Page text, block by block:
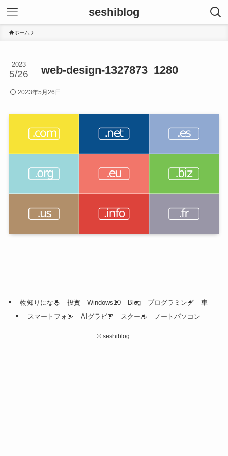
seshiblog
ホーム
web-design-1327873_1280
2023
5/26
2023年5月26日
物知りになる 投資 Windows10 Blog プログラミング
車
スマートフォン
AIグラビア スクール ノートパソコン
© seshiblog.